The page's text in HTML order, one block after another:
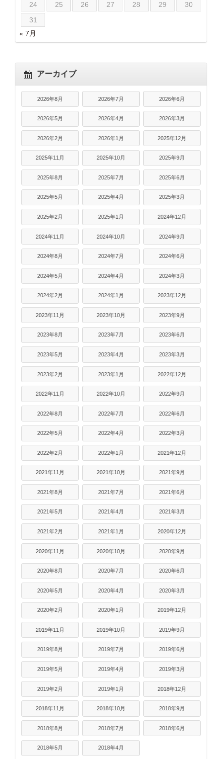
24
25 26 27 28 29
30
31
« 7月
アーカイブ
2026年8月 2026年7月 2026年6月
2026年5月 2026年4月 2026年3月
2026年2月 2026年1月 2025年12月
2025年11月 2025年10月 2025年9月
2025年8月 2025年7月 2025年6月
2025年5月 2025年4月 2025年3月
2025年2月 2025年1月 2024年12月
2024年11月 2024年10月 2024年9月
2024年8月 2024年7月 2024年6月
2024年5月 2024年4月 2024年3月
2024年2月 2024年1月 2023年12月
2023年11月 2023年10月 2023年9月
2023年8月 2023年7月 2023年6月
2023年5月 2023年4月 2023年3月
2023年2月 2023年1月 2022年12月
2022年11月 2022年10月 2022年9月
2022年8月 2022年7月 2022年6月
2022年5月 2022年4月 2022年3月
2022年2月 2022年1月 2021年12月
2021年11月 2021年10月 2021年9月
2021年8月 2021年7月 2021年6月
2021年5月 2021年4月 2021年3月
2021年2月 2021年1月 2020年12月
2020年11月 2020年10月 2020年9月
2020年8月 2020年7月 2020年6月
2020年5月 2020年4月 2020年3月
2020年2月 2020年1月 2019年12月
2019年11月 2019年10月 2019年9月
2019年8月 2019年7月 2019年6月
2019年5月 2019年4月 2019年3月
2019年2月 2019年1月 2018年12月
2018年11月 2018年10月 2018年9月
2018年8月 2018年7月 2018年6月
2018年5月 2018年4月